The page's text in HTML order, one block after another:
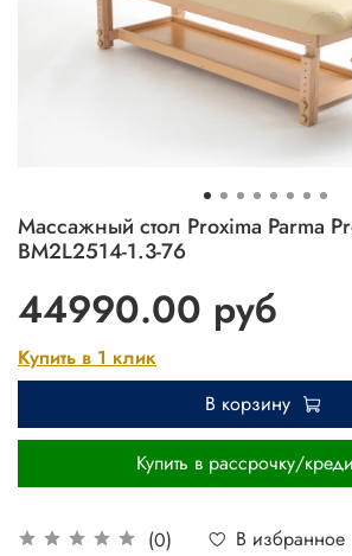
Массажный стол Proxima Parma
BM2L2514-1.3-76
(0)
В избранное
44990.00 руб
Купить в 1 клик
В корзину
Купить в рассрочку/